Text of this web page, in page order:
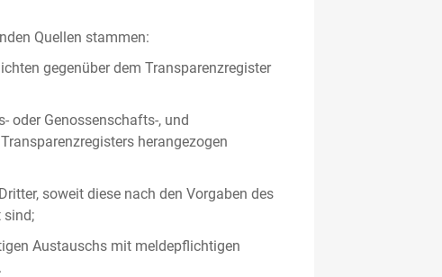
Quellen stammen:
gegenüber dem Transparenzregister
oder Genossenschafts-, und
herangezogen
soweit diese nach den Vorgaben des
sind;
Austauschs mit meldepflichtigen